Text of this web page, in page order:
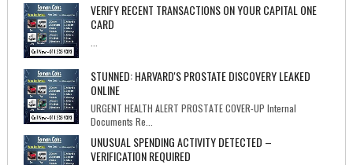
VERIFY RECENT TRANSACTIONS ON YOUR CAPITAL ONE
CARD
STUNNED: HARVARD'S PROSTATE DISCOVERY LEAKED
ONLINE
URGENT HEALTH ALERT PROSTATE COVER-UP Internal
Documents Re...
UNUSUAL SPENDING ACTIVITY DETECTED –
VERIFICATION REQUIRED